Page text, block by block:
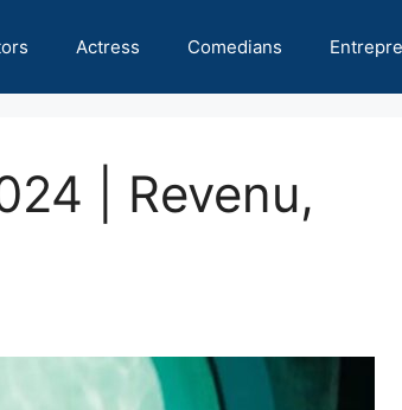
Actress Comedians
| Revenu,